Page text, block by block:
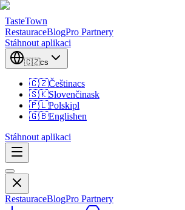
TasteTown
RestauraceBlogPro Partnery
Stáhnout aplikaci
🇨🇿cs
🇨🇿Češtinacs
🇸🇰Slovenčinask
🇵🇱Polskipl
🇬🇧Englishen
Stáhnout aplikaci
RestauraceBlogPro Partnery